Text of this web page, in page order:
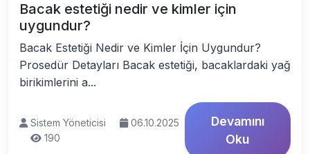
Bacak estetiği nedir ve kimler için
uygundur?
Bacak Estetiği Nedir ve Kimler İçin Uygundur?
Prosedür Detayları Bacak estetiği, bacaklardaki yağ
birikimlerini a...
Sistem Yöneticisi
06.10.2025
190
Devamını
Oku